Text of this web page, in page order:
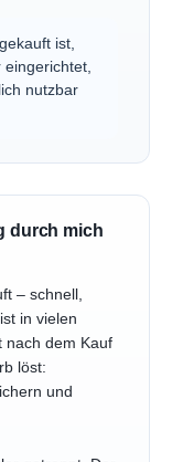
ist,
eingerichtet,
nutzbar
durch mich
– schnell,
in vielen
nach dem Kauf
löst:
und